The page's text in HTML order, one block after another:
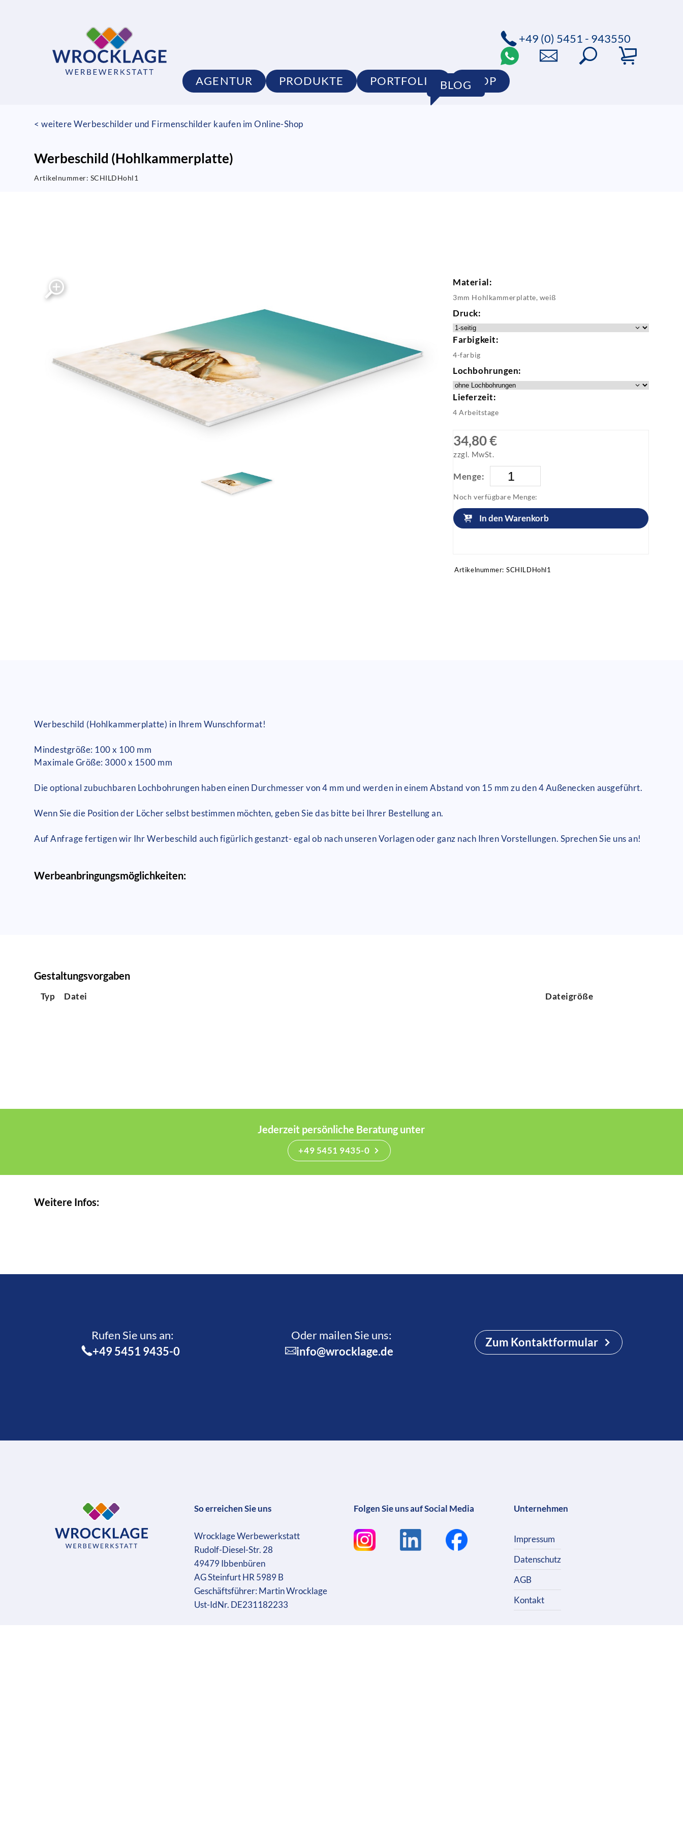
AGENTUR PRODUKTE PORTFOLIO SHOP
BLOG
+49 (0) 5451 - 943550
< weitere Werbeschilder und Firmenschilder kaufen im Online-Shop
Werbeschild (Hohlkammerplatte)
Artikelnummer: SCHILDHohl1
Material:
3mm Hohlkammerplatte, weiß
Druck:
Farbigkeit:
4-farbig
Lochbohrungen:
Lieferzeit:
4 Arbeitstage
34,80 €
zzgl. MwSt.
Menge:
Noch verfügbare Menge:
In den Warenkorb
Artikelnummer: SCHILDHohl1
Werbeschild (Hohlkammerplatte) in Ihrem Wunschformat!
Mindestgröße: 100 x 100 mm
Maximale Größe: 3000 x 1500 mm
Die optional zubuchbaren Lochbohrungen haben einen Durchmesser von 4 mm und werden in einem Abstand von 15 mm zu den 4 Außenecken ausgeführt.
Wenn Sie die Position der Löcher selbst bestimmen möchten, geben Sie das bitte bei Ihrer Bestellung an.
Auf Anfrage fertigen wir Ihr Werbeschild auch figürlich gestanzt- egal ob nach unseren Vorlagen oder ganz nach Ihren Vorstellungen. Sprechen Sie uns an!
Werbeanbringungsmöglichkeiten:
Gestaltungsvorgaben
Typ Datei Dateigröße
Jederzeit persönliche Beratung unter
+49 5451 9435-0
Weitere Infos:
Rufen Sie uns an:­
+49 5451 9435-0
Oder mailen Sie uns:
info@wrocklage.de
Zum Kontaktformular
So erreichen Sie uns
Wrocklage Werbewerkstatt
Rudolf-Diesel-Str. 28
49479 Ibbenbüren
AG Steinfurt HR 5989 B
Geschäftsführer: Martin Wrocklage
Ust-IdNr. DE231182233
Folgen Sie uns auf Social Media Unternehmen
Impressum
Datenschutz
AGB
Kontakt